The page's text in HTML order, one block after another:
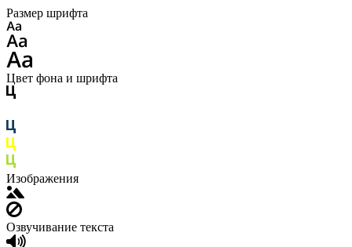
Размер шрифта
Цвет фона и шрифта
Изображения
Озвучивание текста